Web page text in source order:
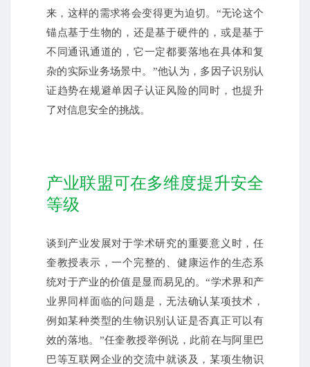
来，这样的需求将会变得更为迫切。“无论这个
锚点基于生物的，还是基于硬件的，或是基于
不同通讯通道的，它一定都要落地在具体和复
杂的实际业务场景中。”他认为，多因子识别认
证趋势在规避单因子认证风险的同时，也提升
了对信息安全的挑战。
产业联盟可在多维度提升安全
等级
谈到产业发展对于学术研究的重要意义时，任
奎教授表示，一个完整的、健康运作的生态系
统对于产业的价值是显而易见的。“学术界和产
业界同样面临的问题是，无法确认某项技术，
例如某种类型的生物识别认证是否真正可以有
效的落地。”任奎教授举例说，此前在与阿里巴
巴等互联网企业的交流中就谈及，某项生物识